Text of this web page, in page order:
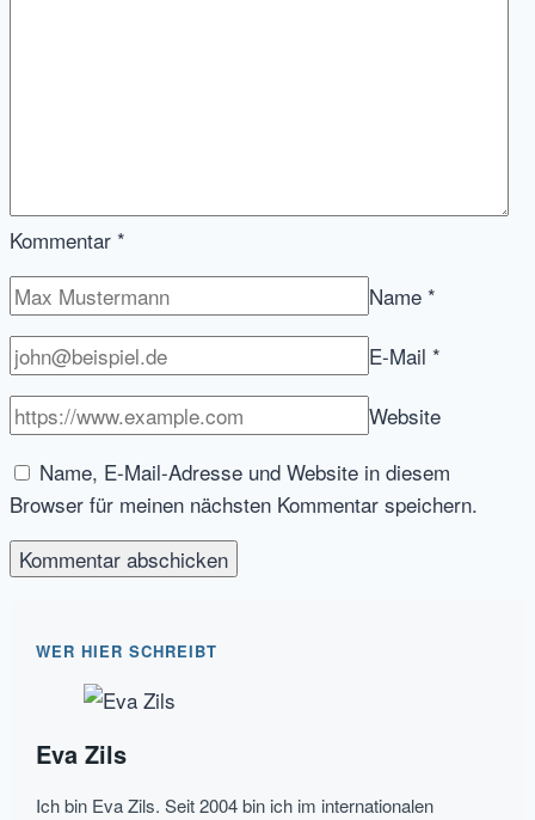
Discovery
für
alle
Hire-
Nutzer
Kommentar *
Name *
E-Mail *
Website
Name, E-Mail-Adresse und Website in diesem
Browser für meinen nächsten Kommentar speichern.
WER HIER SCHREIBT
Eva Zils
Ich bin Eva Zils. Seit 2004 bin ich im internationalen